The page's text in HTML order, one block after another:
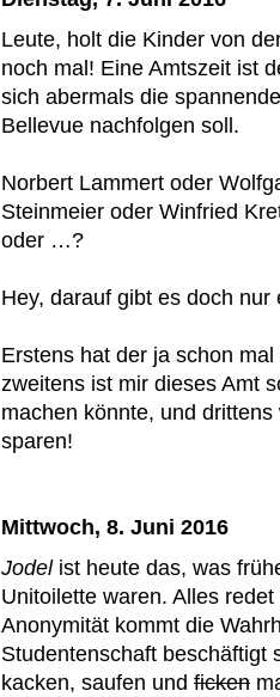
Leute, holt die Kinder von
noch mal! Eine Amtszeit ist
sich abermals die
Bellevue nachfolgen soll.
Norbert Lammert oder
Steinmeier oder Winfried
oder …?
Hey, darauf gibt es doch
Erstens hat der ja schon
zweitens ist mir dieses Amt
machen könnte, und
sparen!
Mittwoch, 8. Juni 2016
Jodel ist heute das, was
Unitoilette waren. Alles
Anonymität kommt die
Studentenschaft beschäftigt
kacken, saufen und ficken